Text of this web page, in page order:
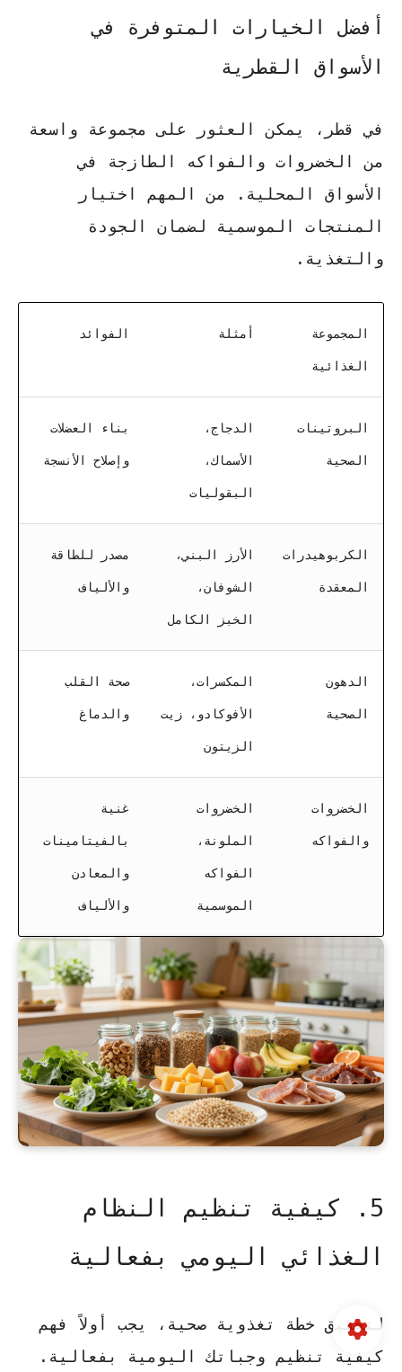
أفضل الخيارات المتوفرة في
الأسواق القطرية
في قطر، يمكن العثور على مجموعة واسعة
من الخضروات والفواكه الطازجة في
الأسواق المحلية. من المهم اختيار
المنتجات الموسمية لضمان الجودة
والتغذية.
المجموعة
الغذائية
أمثلة الفوائد
البروتينات
الصحية
الدجاج،
الأسماك،
البقوليات
بناء العضلات
وإصلاح الأنسجة
الكربوهيدرات
المعقدة
الأرز البني،
الشوفان،
الخبز الكامل
مصدر للطاقة
والألياف
الدهون
الصحية
المكسرات،
الأفوكادو، زيت
الزيتون
صحة القلب
والدماغ
الخضروات
والفواكه
الخضروات
الملونة،
الفواكه
الموسمية
غنية
بالفيتامينات
والمعادن
والألياف
5. كيفية تنظيم النظام
الغذائي اليومي بفعالية
لتحقيق خطة تغذوية صحية، يجب أولاً فهم
كيفية تنظيم وجباتك اليومية بفعالية.